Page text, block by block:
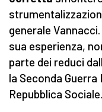
generale
sua esperienza,
parte dei reduci
la Seconda
Repubblica Sociale.